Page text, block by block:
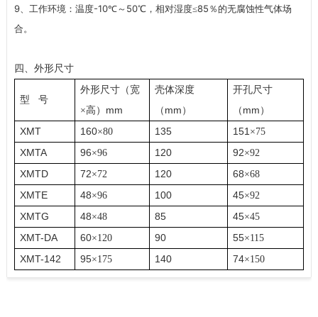
9、工作环境：温度-10℃～ 50℃，相对湿度≤85 ％的无腐蚀性气体场
合。
四、外形尺寸
型 号
外形尺寸（宽
×高） mm
壳体深度
（ mm ）
开孔尺寸
（ mm ）
XMT 160×80 135 151×75
XMTA 96×96 120 92×92
XMTD 72×72 120 68×68
XMTE 48×96 100 45×92
XMTG 48×48 85 45×45
XMT-DA 60×120 90 55×115
XMT-142 95×175 140 74×150